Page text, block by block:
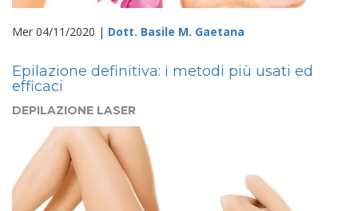
Mer 04/11/2020 | Dott. Basile M. Gaetana
Epilazione definitiva: i metodi più usati ed
efficaci
DEPILAZIONE LASER